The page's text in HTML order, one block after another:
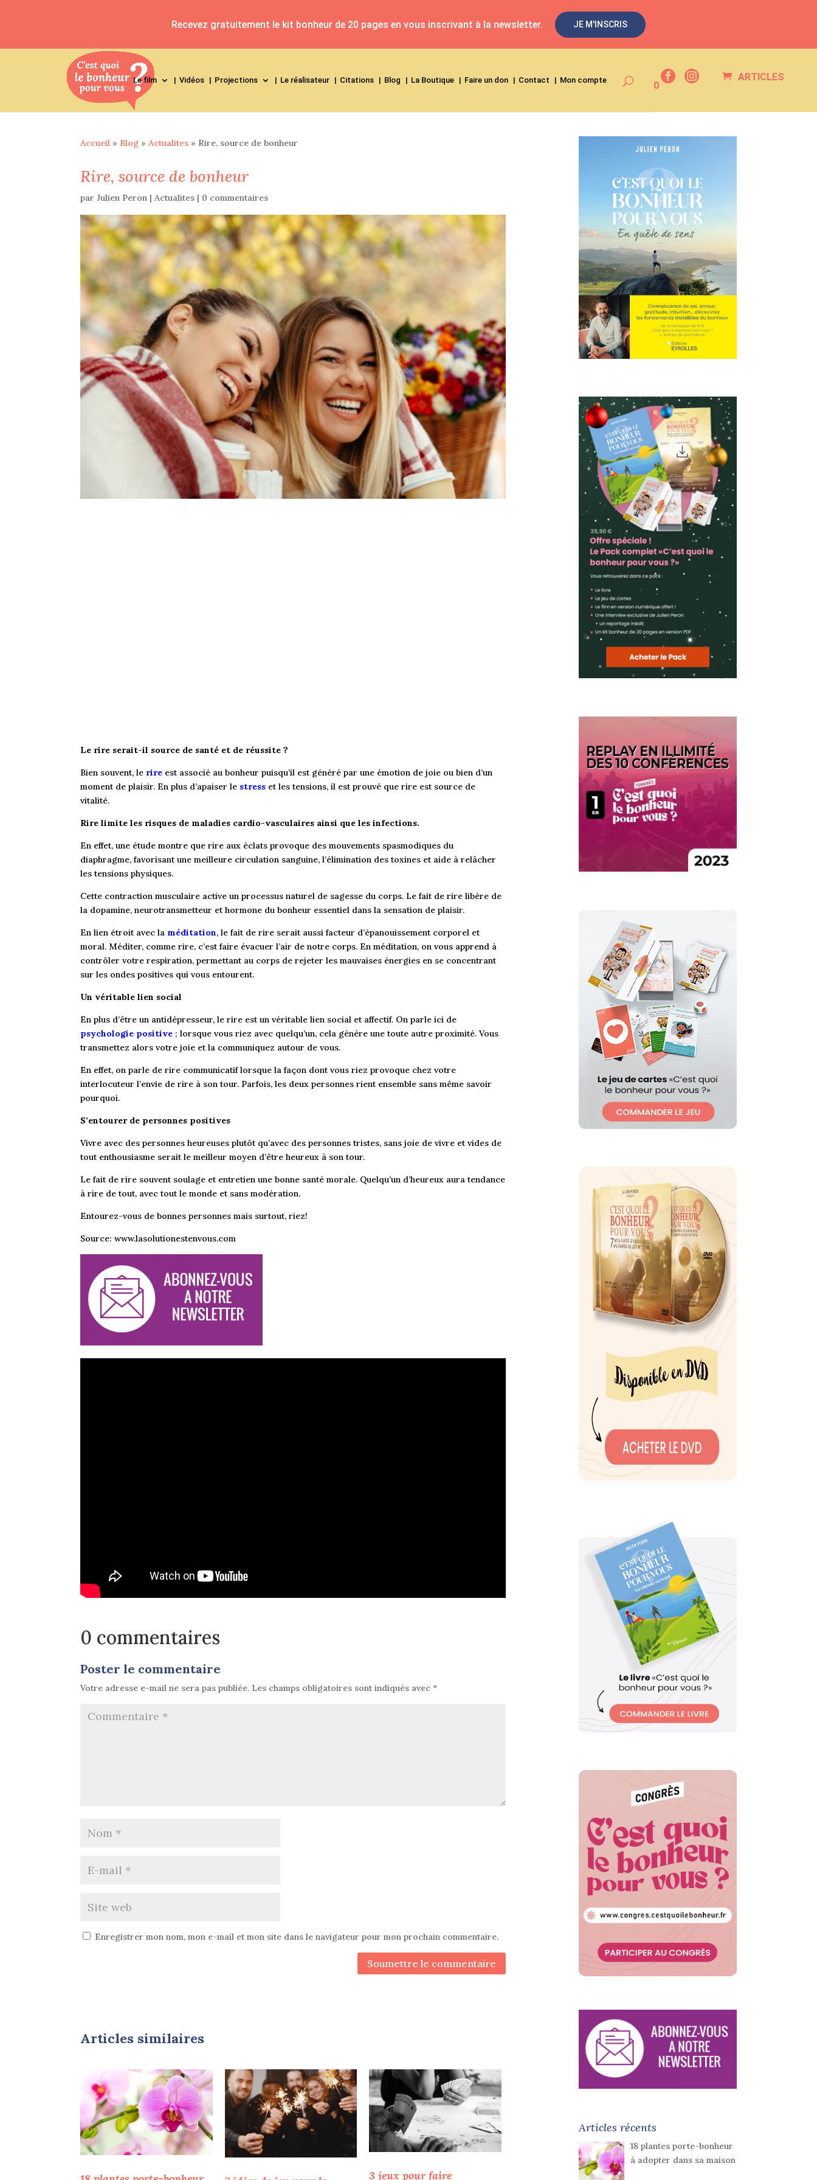
ARTICLES
0
Le film Vidéos Projections Le réalisateur Citations Blog La Boutique Faire un don Contact Mon compte
Accueil » Blog » Actualites » Rire, source de bonheur
Rire, source de bonheur
par Julien Peron | Actualites | 0 commentaires
Le rire serait-il source de santé et de réussite ?
Bien souvent, le rire est associé au bonheur puisqu’il est généré par une émotion de joie ou bien d’un
moment de plaisir. En plus d’apaiser le stress et les tensions, il est prouvé que rire est source de
vitalité.
Rire limite les risques de maladies cardio-vasculaires ainsi que les infections.
En effet, une étude montre que rire aux éclats provoque des mouvements spasmodiques du
diaphragme, favorisant une meilleure circulation sanguine, l’élimination des toxines et aide à relâcher
les tensions physiques.
Cette contraction musculaire active un processus naturel de sagesse du corps. Le fait de rire libère de
la dopamine, neurotransmetteur et hormone du bonheur essentiel dans la sensation de plaisir.
En lien étroit avec la méditation, le fait de rire serait aussi facteur d’épanouissement corporel et
moral. Méditer, comme rire, c’est faire évacuer l’air de notre corps. En méditation, on vous apprend à
contrôler votre respiration, permettant au corps de rejeter les mauvaises énergies en se concentrant
sur les ondes positives qui vous entourent.
Un véritable lien social
En plus d’être un antidépresseur, le rire est un véritable lien social et affectif. On parle ici de
psychologie positive ; lorsque vous riez avec quelqu’un, cela génère une toute autre proximité. Vous
transmettez alors votre joie et la communiquez autour de vous.
En effet, on parle de rire communicatif lorsque la façon dont vous riez provoque chez votre
interlocuteur l’envie de rire à son tour. Parfois, les deux personnes rient ensemble sans même savoir
pourquoi.
S’entourer de personnes positives
Vivre avec des personnes heureuses plutôt qu’avec des personnes tristes, sans joie de vivre et vides de
tout enthousiasme serait le meilleur moyen d’être heureux à son tour.
Le fait de rire souvent soulage et entretien une bonne santé morale. Quelqu’un d’heureux aura tendance
à rire de tout, avec tout le monde et sans modération.
Entourez-vous de bonnes personnes mais surtout, riez!
Source: www.lasolutionestenvous.com
0 commentaires
Poster le commentaire
Votre adresse e-mail ne sera pas publiée. Les champs obligatoires sont indiqués avec *
Enregistrer mon nom, mon e-mail et mon site dans le navigateur pour mon prochain commentaire.
Soumettre le commentaire
Articles similaires
3 jeux pour faire
Articles récents
18 plantes porte-bonheur
à adopter dans sa maison
Recevez gratuitement le kit bonheur de 20 pages en vous inscrivant à la newsletter. JE M'INSCRIS